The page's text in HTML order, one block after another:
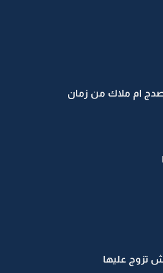
ام ملاك من زمان
تزوج عليها